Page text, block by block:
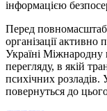
інформацією
Перед
організації
Україні Міжнародну
перегляду, в якій
психічних
повернуться до